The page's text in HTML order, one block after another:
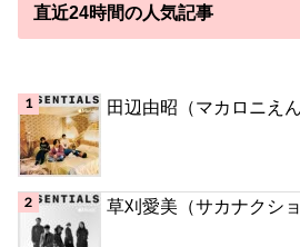
直近24時間の人気記事
田辺由昭（マカロニえ
草刈愛美（サカナクシ